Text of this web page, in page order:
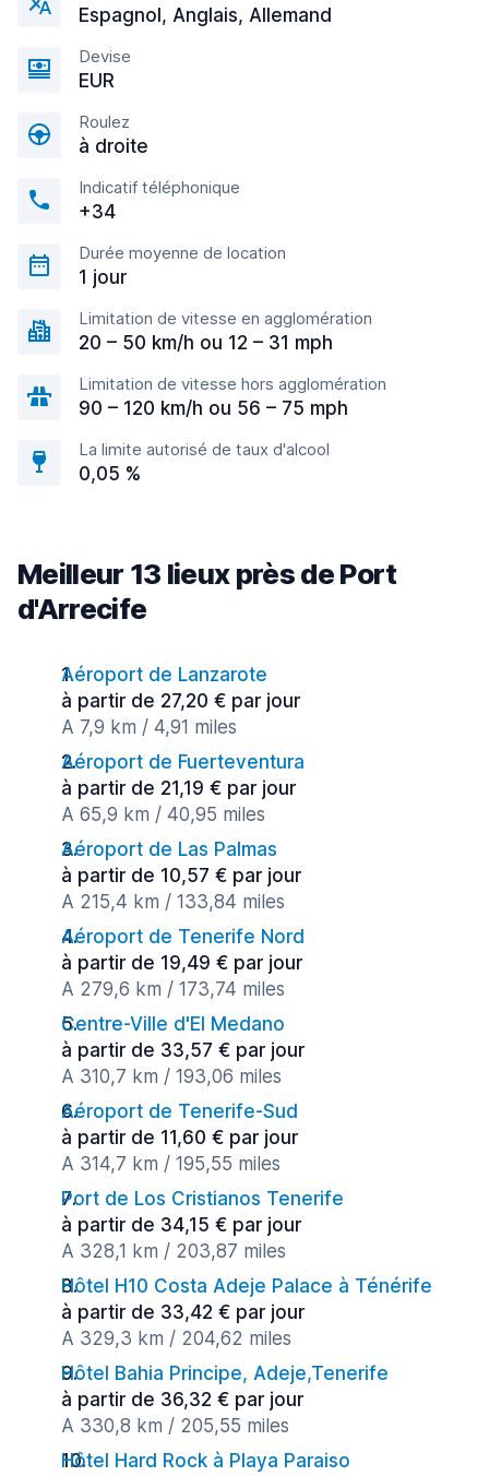
Espagnol, Anglais, Allemand
Devise
EUR
Roulez
à droite
Indicatif téléphonique
+34
Durée moyenne de location
1 jour
Limitation de vitesse en agglomération
20 – 50 km/h ou 12 – 31 mph
Limitation de vitesse hors agglomération
90 – 120 km/h ou 56 – 75 mph
La limite autorisé de taux d'alcool
0,05 %
Meilleur 13 lieux près de Port
d'Arrecife
Aéroport de Lanzarote
à partir de 27,20 € par jour
A 7,9 km / 4,91 miles
Aéroport de Fuerteventura
à partir de 21,19 € par jour
A 65,9 km / 40,95 miles
Aéroport de Las Palmas
à partir de 10,57 € par jour
A 215,4 km / 133,84 miles
Aéroport de Tenerife Nord
à partir de 19,49 € par jour
A 279,6 km / 173,74 miles
Centre-Ville d'El Medano
à partir de 33,57 € par jour
A 310,7 km / 193,06 miles
Aéroport de Tenerife-Sud
à partir de 11,60 € par jour
A 314,7 km / 195,55 miles
Port de Los Cristianos Tenerife
à partir de 34,15 € par jour
A 328,1 km / 203,87 miles
Hôtel H10 Costa Adeje Palace à Ténérife
à partir de 33,42 € par jour
A 329,3 km / 204,62 miles
Hôtel Bahia Principe, Adeje,Tenerife
à partir de 36,32 € par jour
A 330,8 km / 205,55 miles
Hôtel Hard Rock à Playa Paraiso